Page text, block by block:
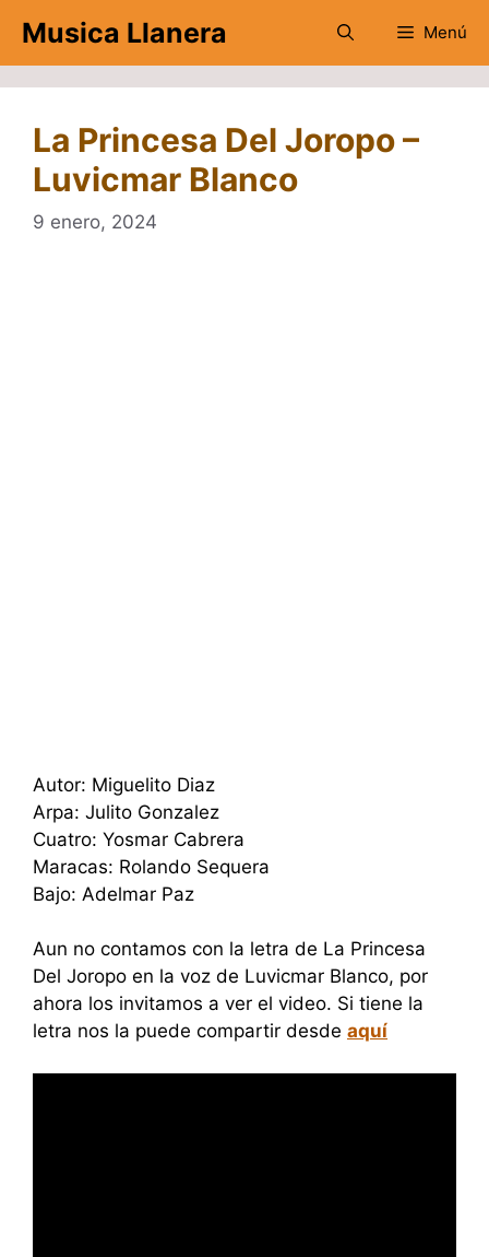
contenido
Musica Llanera Menú
La Princesa Del Joropo –
Luvicmar Blanco
9 enero, 2024
Autor: Miguelito Diaz
Arpa: Julito Gonzalez
Cuatro: Yosmar Cabrera
Maracas: Rolando Sequera
Bajo: Adelmar Paz
Aun no contamos con la letra de La Princesa
Del Joropo en la voz de Luvicmar Blanco, por
ahora los invitamos a ver el video. Si tiene la
letra nos la puede compartir desde aquí